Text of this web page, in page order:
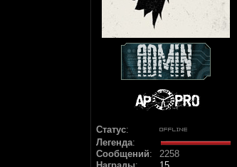
Статус:
Легенда:
Сообщений:
2258